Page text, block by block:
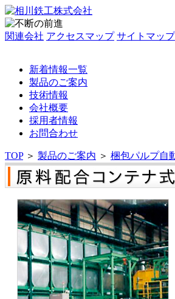
関連会社 アクセスマップ サイトマップ
新着情報一覧
製品のご案内
技術情報
会社概要
採用者情報
お問合わせ
TOP＞ 製品のご案内 ＞ 梱包パルプ自